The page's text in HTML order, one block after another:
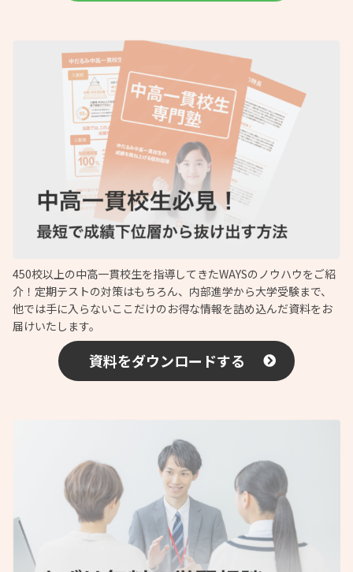
450校以上の中高一貫校生を指導してきたWAYSのノウハウをご紹
介！定期テストの対策はもちろん、内部進学から大学受験まで、
他では手に入らないここだけのお得な情報を詰め込んだ資料をお
届けいたします。
資料をダウンロードする